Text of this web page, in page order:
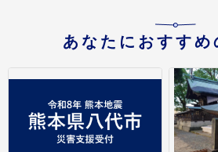
あなたにおすすめ